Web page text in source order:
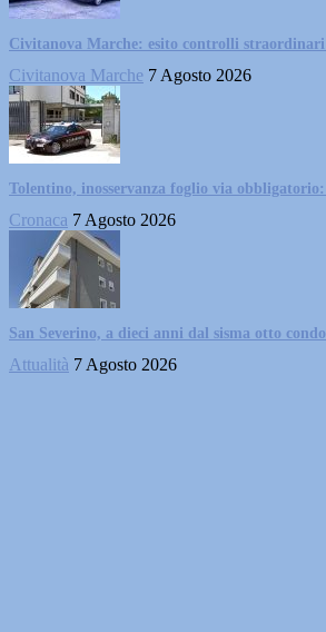
Civitanova Marche: esito controlli
Civitanova Marche 7 Agosto 2026
Tolentino, inosservanza foglio via
Cronaca 7 Agosto 2026
San Severino, a dieci anni dal sisma otto
Attualità 7 Agosto 2026